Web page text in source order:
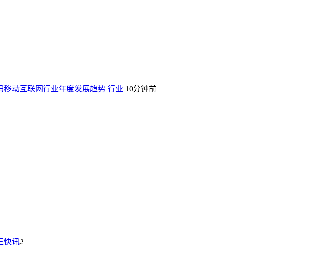
移动互联网行业年度发展趋势 行业 10分钟前
快讯2